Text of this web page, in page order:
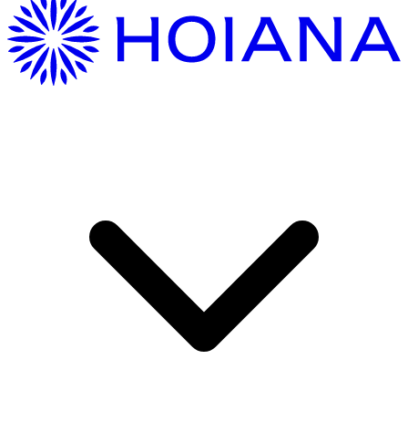
여기 오는 중